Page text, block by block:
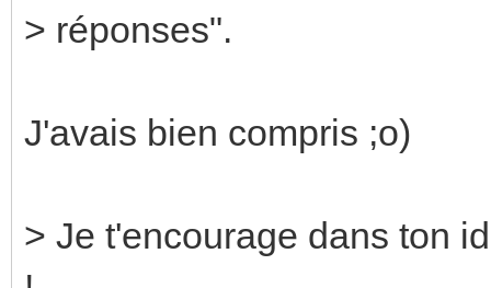
> réponses".
J'avais bien compris ;o)
> Je t'encourage dans ton